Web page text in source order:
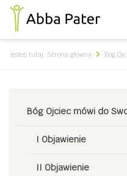
Jesteś tutaj: Strona główna Bóg
Bóg Ojciec mówi do
I Objawienie
II Objawienie